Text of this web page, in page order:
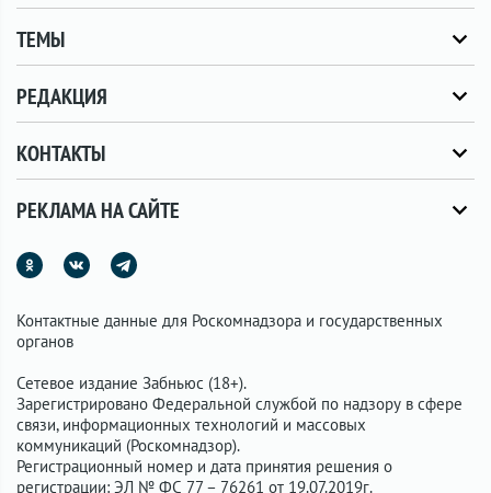
ТЕМЫ
РЕДАКЦИЯ
КОНТАКТЫ
РЕКЛАМА НА САЙТЕ
Контактные данные для Роскомнадзора и государственных
органов
Сетевое издание Забньюс (18+).
Зарегистрировано Федеральной службой по надзору в сфере
связи, информационных технологий и массовых
коммуникаций (Роскомнадзор).
Регистрационный номер и дата принятия решения о
регистрации: ЭЛ № ФС 77 – 76261 от 19.07.2019г.